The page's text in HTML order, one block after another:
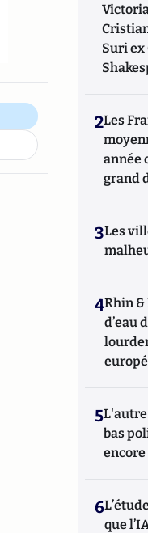
Suri ex
2Les
année
grand
3Les
4Rhin &
d’eau
5
bas
6
que